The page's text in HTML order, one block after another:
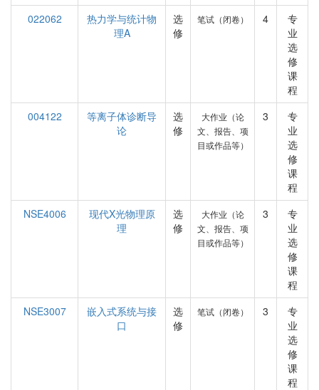
022062
热力学与统计物
理A
选
修
笔试（闭卷） 4
专
业
选
修
课
程
004122
等离子体诊断导
论
选
修
大作业（论
文、报告、项
目或作品等）
3
专
业
选
修
课
程
NSE4006
现代X光物理原
理
选
修
大作业（论
文、报告、项
目或作品等）
3
专
业
选
修
课
程
NSE3007
嵌入式系统与接
口
选
修
笔试（闭卷） 3
专
业
选
修
课
程